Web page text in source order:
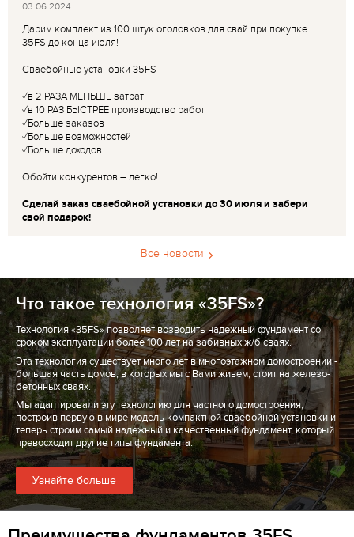
03.06.2024
Дарим комплект из 100 штук оголовков для свай при покупке
35FS до конца июля!
Сваебойные установки 35FS
✓в 2 РАЗА МЕНЬШЕ затрат
✓в 10 РАЗ БЫСТРЕЕ производство работ
✓Больше заказов
✓Больше возможностей
✓Больше доходов
Обойти конкурентов – легко!
Сделай заказ сваебойной установки до 30 июля и забери
свой подарок!
Все новости
Что такое технология «35FS»?
Технология «35FS» позволяет возводить надежный фундамент со
сроком эксплуатации более 100 лет на забивных ж/б сваях.
Эта технология существует много лет в многоэтажном домостроении -
большая часть домов, в которых мы с Вами живем, стоит на железо-
бетонных сваях.
Мы адаптировали эту технологию для частного домостроения,
построив первую в мире модель компактной сваебойной установки и
теперь строим самый надежный и качественный фундамент, который
превосходит другие типы фундамента.
Узнайте больше